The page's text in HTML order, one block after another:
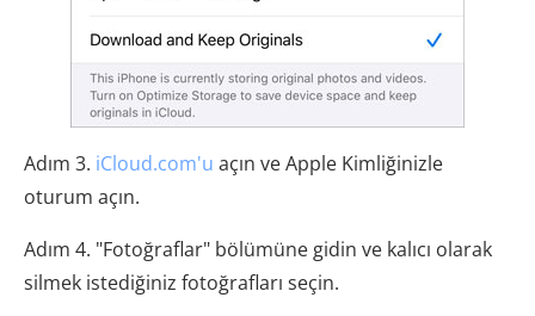
Adım 3. iCloud.com'u açın ve Apple Kimliğinizle
oturum açın.
Adım 4. "Fotoğraflar" bölümüne gidin ve kalıcı olarak
silmek istediğiniz fotoğrafları seçin.